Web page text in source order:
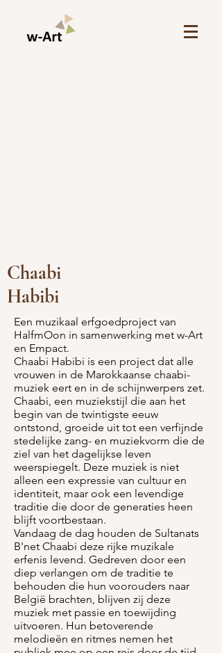
Chaabi
Habibi
Een muzikaal erfgoedproject van
HalfmOon in samenwerking met w-Art
en Empact.
Chaabi Habibi is een project dat alle
vrouwen in de Marokkaanse chaabi-
muziek eert en in de schijnwerpers zet.
Chaabi, een muziekstijl die aan het
begin van de twintigste eeuw
ontstond, groeide uit tot een verfijnde
stedelijke zang- en muziekvorm die de
ziel van het dagelijkse leven
weerspiegelt. Deze muziek is niet
alleen een expressie van cultuur en
identiteit, maar ook een levendige
traditie die door de generaties heen
blijft voortbestaan.
Vandaag de dag houden de Sultanats
B'net Chaabi deze rijke muzikale
erfenis levend. Gedreven door een
diep verlangen om de traditie te
behouden die hun voorouders naar
België brachten, blijven zij deze
muziek met passie en toewijding
uitvoeren. Hun betoverende
melodieën en ritmes nemen het